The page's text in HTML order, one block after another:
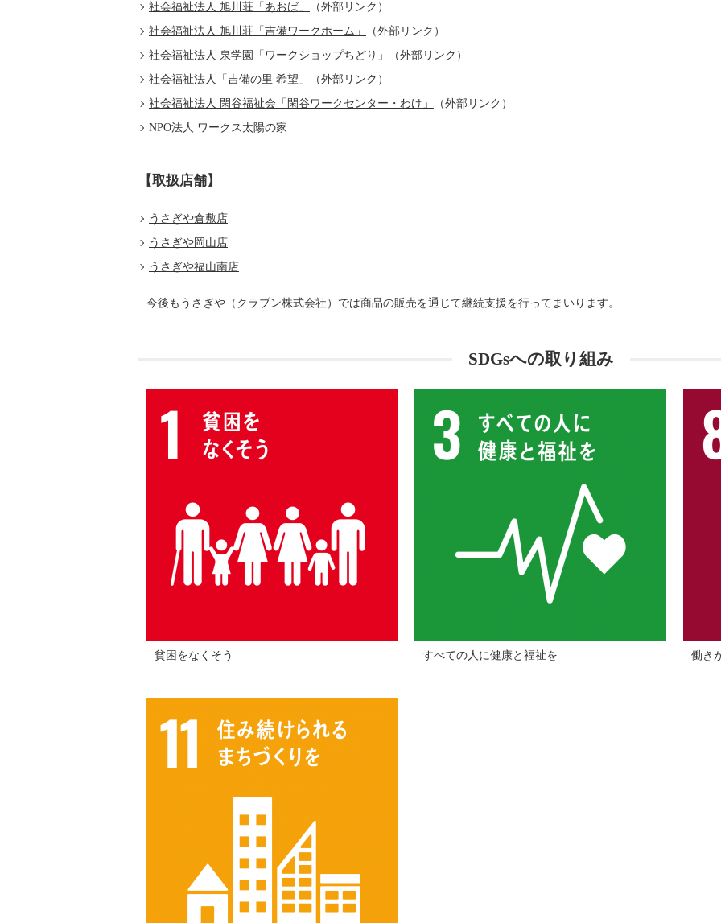
社会福祉法人 旭川荘「あおば」
（外部リンク）
社会福祉法人 旭川荘「吉備ワークホーム」
（外部リンク）
社会福祉法人 泉学園「ワークショップちどり」
（外部リンク）
社会福祉法人「吉備の里 希望」
（外部リンク）
社会福祉法人 閑谷福祉会「閑谷ワークセンター・わけ」
（外部リンク）
NPO法人 ワークス太陽の家
【取扱店舗】
うさぎや倉敷店
うさぎや岡山店
うさぎや福山南店
今後もうさぎや（クラブン株式会社）では商品の販売を通じて継続支援を行ってまいります。
SDGsへの取り組み
貧困をなくそう すべての人に健康と福祉を 働き